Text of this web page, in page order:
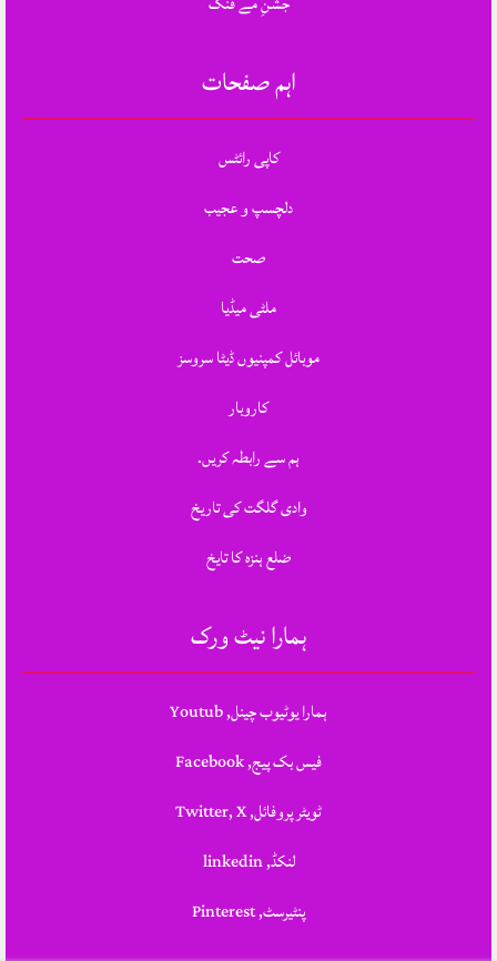
اہم صفحات
کاپی رائٹس
دلچسپ و عجیب
صحت
ملٹی میڈیا
موبائل کمپنیوں ڈیٹا سروسز
کاروبار
ہم سے رابطہ کریں.
وادی گلگت کی تاریخ
ضلع ہنزہ کا تایخ
ہمارا نیٹ ورک
ہمارا یوٹیوب چینل, Youtub
فیس بک پیج, Facebook
ٹویٹر پروفائل, Twitter, X
لنکڈ, linkedin
پنٹیرسٹ, Pinterest